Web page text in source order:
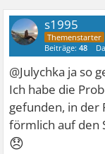
s1995
Beiträge:48
@Julychka ja so
Ich habe die
gefunden, in der
förmlich auf den
😞